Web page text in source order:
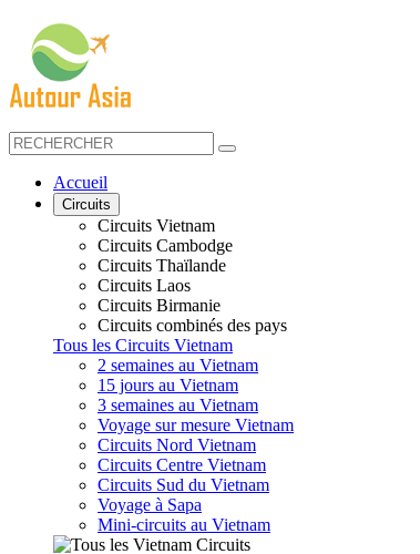
Accueil
Circuits
Circuits Vietnam
Circuits Cambodge
Circuits Thaïlande
Circuits Laos
Circuits Birmanie
Circuits combinés des pays
Tous les Circuits Vietnam
2 semaines au Vietnam
15 jours au Vietnam
3 semaines au Vietnam
Voyage sur mesure Vietnam
Circuits Nord Vietnam
Circuits Centre Vietnam
Circuits Sud du Vietnam
Voyage à Sapa
Mini-circuits au Vietnam